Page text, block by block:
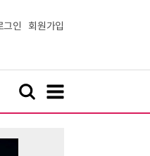
그인 회원가입